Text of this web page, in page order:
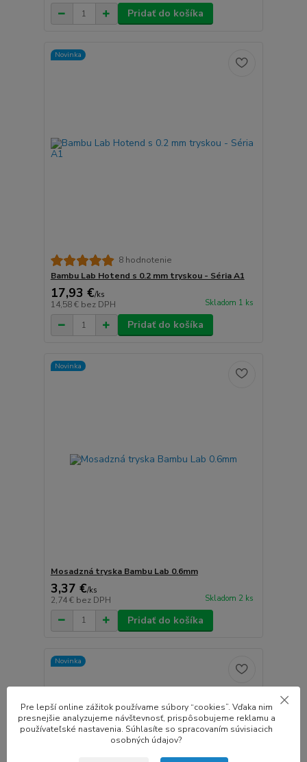
Pridať do košíka
Novinka
8 hodnotenie
Bambu Lab Hotend s 0.2 mm tryskou - Séria A1
17,93 €/ks
14,58 € bez DPH Skladom 1 ks
Pridať do košíka
Novinka
Mosadzná tryska Bambu Lab 0.6mm
3,37 €/ks
2,74 € bez DPH Skladom 2 ks
Pridať do košíka
Novinka
Pre lepší online zážitok používame súbory “cookies”. Vďaka nim
presnejšie analyzujeme návštevnosť, prispôsobujeme reklamu a
používateľské nastavenia. Súhlasíte so spracovaním súvisiacich
osobných údajov?